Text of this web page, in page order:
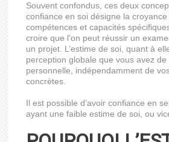
Souvent confondus, ces deux
confiance en soi désigne la
compétences et capacités
croire que l’on peut réussir un
un projet. L’estime de soi, quant à
perception globale que vous avez
personnelle, indépendamment de
concrètes.
Il est possible d’avoir confiance en
ayant une faible estime de soi, ou